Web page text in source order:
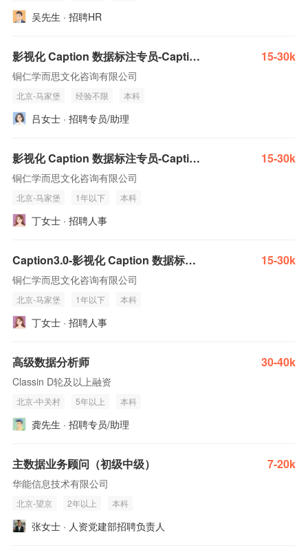
吴先生 · 招聘HR
影视化 Caption 数据标注专员-Caption3.0 15-30k
铜仁学而思文化咨询有限公司
北京-马家堡 经验不限 本科
吕女士 · 招聘专员/助理
影视化 Caption 数据标注专员-Caption3.0 15-30k
铜仁学而思文化咨询有限公司
北京-马家堡 1年以下 本科
丁女士 · 招聘人事
Caption3.0-影视化 Caption 数据标注专员 15-30k
铜仁学而思文化咨询有限公司
北京-马家堡 1年以下 本科
丁女士 · 招聘人事
高级数据分析师 30-40k
Classin D轮及以上融资
北京-中关村 5年以上 本科
龚先生 · 招聘专员/助理
主数据业务顾问（初级中级） 7-20k
华能信息技术有限公司
北京-望京 2年以上 本科
张女士 · 人资党建部招聘负责人